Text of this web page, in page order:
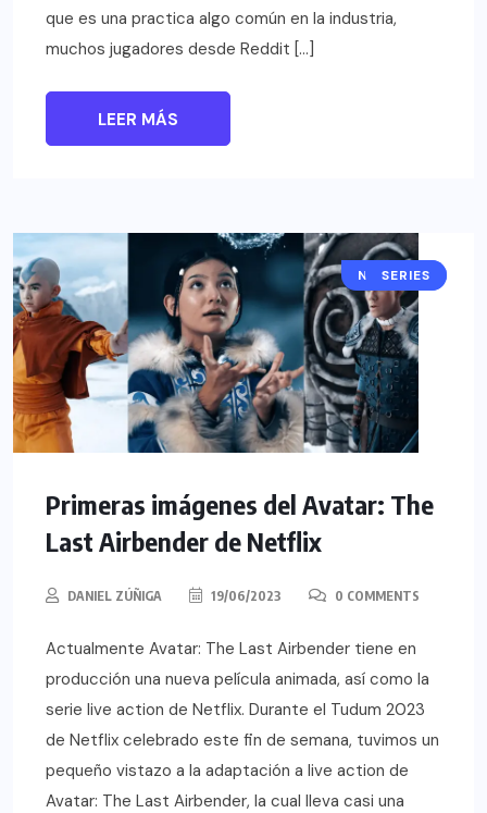
que es una practica algo común en la industria,
muchos jugadores desde Reddit […]
LEER MÁS
NOTICIAS
SERIES
Primeras imágenes del Avatar: The
Last Airbender de Netflix
DANIEL ZÚÑIGA 19/06/2023 0 COMMENTS
Actualmente Avatar: The Last Airbender tiene en
producción una nueva película animada, así como la
serie live action de Netflix. Durante el Tudum 2023
de Netflix celebrado este fin de semana, tuvimos un
pequeño vistazo a la adaptación a live action de
Avatar: The Last Airbender, la cual lleva casi una